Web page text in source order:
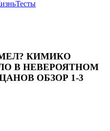
Тесты
КИМИКО
В НЕВЕРОЯТНОМ
ОБЗОР 1-3